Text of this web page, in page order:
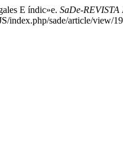
E índic»e. SaDe-
index.php/sade/article/view/